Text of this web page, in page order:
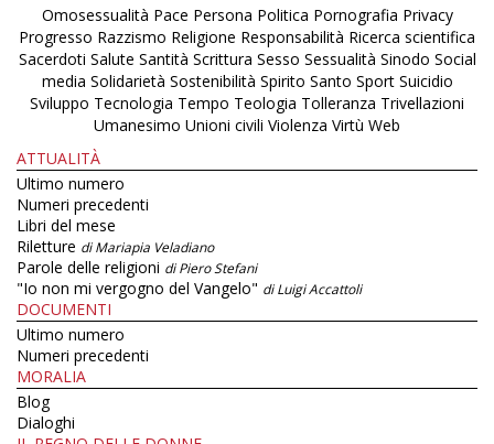
Omosessualità Pace Persona Politica Pornografia Privacy
Progresso Razzismo Religione Responsabilità Ricerca scientifica
Sacerdoti Salute Santità Scrittura Sesso Sessualità Sinodo Social
media Solidarietà Sostenibilità Spirito Santo Sport Suicidio
Sviluppo Tecnologia Tempo Teologia Tolleranza Trivellazioni
Umanesimo Unioni civili Violenza Virtù Web
ATTUALITÀ
Ultimo numero
Numeri precedenti
Libri del mese
Riletture di Mariapia Veladiano
Parole delle religioni di Piero Stefani
"Io non mi vergogno del Vangelo" di Luigi Accattoli
DOCUMENTI
Ultimo numero
Numeri precedenti
MORALIA
Blog
Dialoghi